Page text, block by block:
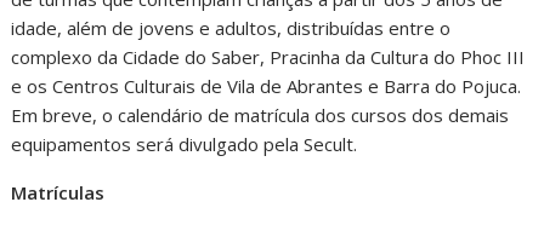
idade, além de jovens e adultos, distribuídas entre o
complexo da Cidade do Saber, Pracinha da Cultura do Phoc III
e os Centros Culturais de Vila de Abrantes e Barra do Pojuca.
Em breve, o calendário de matrícula dos cursos dos demais
equipamentos será divulgado pela Secult.
Matrículas